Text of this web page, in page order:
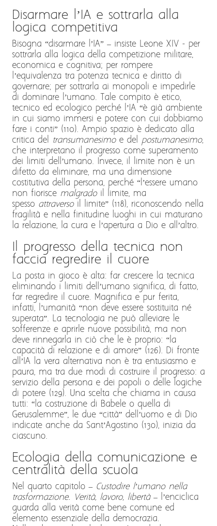
Disarmare l’IA e sottrarla alla
logica competitiva
Bisogna “disarmare l’IA” – insiste Leone XIV - per
sottrarla alla logica della competizione militare,
economica e cognitiva; per rompere
l’equivalenza tra potenza tecnica e diritto di
governare; per sottrarla ai monopoli e impedirle
di dominare l’umano. Tale compito è etico,
tecnico ed ecologico perché l’IA “è già ambiente
in cui siamo immersi e potere con cui dobbiamo
fare i conti” (110). Ampio spazio è dedicato alla
critica del transumanesimoe del postumanesimo,
che interpretano il progresso come superamento
dei limiti dell’umano. Invece, il limite non è un
difetto da eliminare, ma una dimensione
costitutiva della persona, perché “l’essere umano
non fiorisce malgradoil limite, ma
spesso attraversoil limite” (118), riconoscendo nella
fragilità e nella finitudine luoghi in cui maturano
la relazione, la cura e l’apertura a Dio e all’altro.
Il progresso della tecnica non
faccia regredire il cuore
La posta in gioco è alta: far crescere la tecnica
eliminando i limiti dell’umano significa, di fatto,
far regredire il cuore. Magnifica e pur ferita,
infatti, l’umanità “non deve essere sostituita né
superata”. La tecnologia ne può alleviare le
sofferenze e aprirle nuove possibilità, ma non
deve rinnegarla in ciò che le è proprio: “la
capacità di relazione e di amore” (126). Di fronte
all’IA la vera alternativa non è tra entusiasmo e
paura, ma tra due modi di costruire il progresso: a
servizio della persona e dei popoli o delle logiche
di potere (129). Una scelta che chiama in causa
tutti: “la costruzione di Babele o quella di
Gerusalemme”, le due “città” dell’uomo e di Dio
indicate anche da Sant’Agostino (130), inizia da
ciascuno.
Ecologia della comunicazione e
centralità della scuola
Nel quarto capitolo – Custodire l’umano nella
trasformazione. Verità, lavoro, libertà– l’enciclica
guarda alla verità come bene comune ed
elemento essenziale della democrazia.